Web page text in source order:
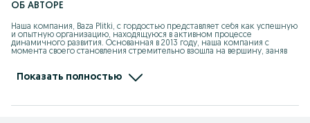
ОБ АВТОРЕ
Наша компания, Baza Plitki, с гордостью представляет себя как успешную
и опытную организацию, находящуюся в активном процессе
динамичного развития. Основанная в 2013 году, наша компания с
момента своего становления стремительно взошла на вершину, заняв
Наша цель – предложить нашим клиентам только самые качественные
материалы из натурального камня, исключительные по своей красоте и
Показать полностью